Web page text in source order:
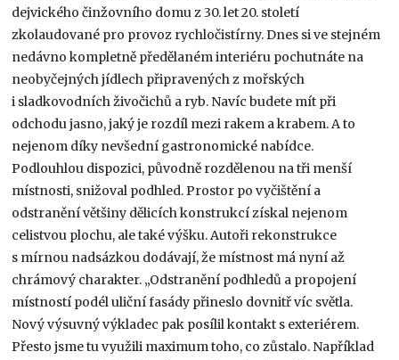
dejvického činžovního domu z 30. let 20. století
zkolaudované pro provoz rychločistírny. Dnes si ve stejném
nedávno kompletně předělaném interiéru pochutnáte na
neobyčejných jídlech připravených z mořských
i sladkovodních živočichů a ryb. Navíc budete mít při
odchodu jasno, jaký je rozdíl mezi rakem a krabem. A to
nejenom díky nevšední gastronomické nabídce.
Podlouhlou dispozici, původně rozdělenou na tři menší
místnosti, snižoval podhled. Prostor po vyčištění a
odstranění většiny dělicích konstrukcí získal nejenom
celistvou plochu, ale také výšku. Autoři rekonstrukce
s mírnou nadsázkou dodávají, že místnost má nyní až
chrámový charakter. „Odstranění podhledů a propojení
místností podél uliční fasády přineslo dovnitř víc světla.
Nový výsuvný výkladec pak posílil kontakt s exteriérem.
Přesto jsme tu využili maximum toho, co zůstalo. Například